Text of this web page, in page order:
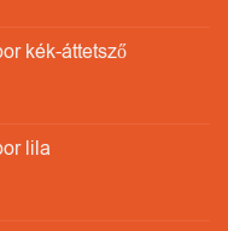
kék-áttetsző
lila